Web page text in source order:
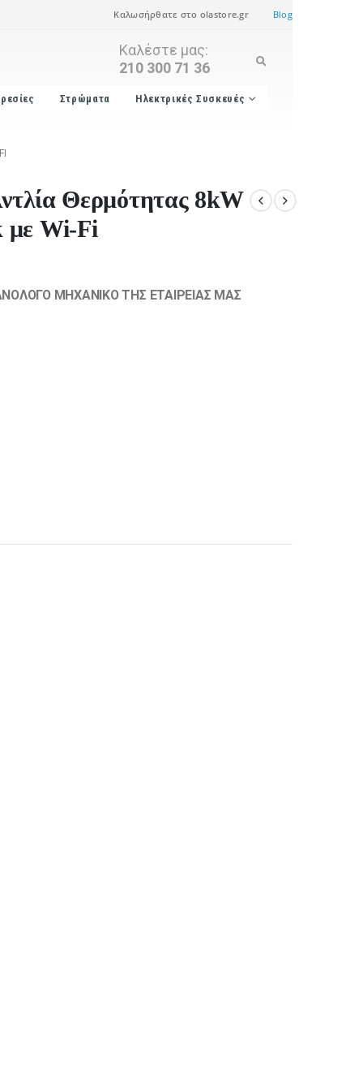
Καλωσήρθατε στο olastore.gr Blog
Καλέστε μας:
210 300 71 36
Στρώματα Ηλεκτρικές Συσκευές
Θερμότητας 8kW
με Wi-Fi
ΜΗΧΑΝΙΚΟ ΤΗΣ ΕΤΑΙΡΕΙΑΣ ΜΑΣ